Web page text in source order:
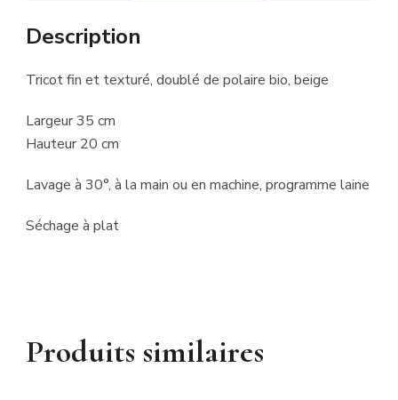
Description
Tricot fin et texturé, doublé de polaire bio, beige
Largeur 35 cm
Hauteur 20 cm
Lavage à 30°, à la main ou en machine, programme laine
Séchage à plat
Produits similaires